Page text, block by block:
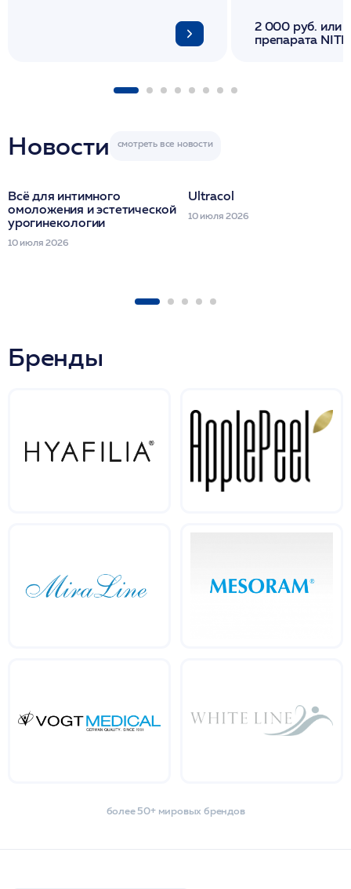
2 000 руб. или
препарата
Новости
Всё для интимного
омоложения и эстетической
урогинекологии
10 июля 2026
Ultracol
10 июля 2026
Бренды
более 50+ мировых брендов